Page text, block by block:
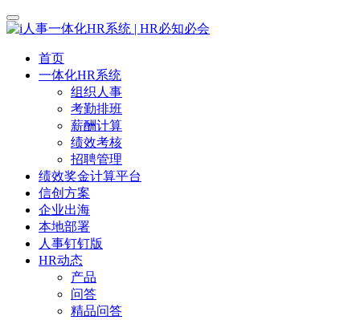
首页
一体化HR系统
组织人事
考勤排班
薪酬计算
绩效考核
招聘管理
绩效奖金计算平台
信创方案
企业出海
本地部署
人事钉钉版
HR动态
产品
问答
精品问答